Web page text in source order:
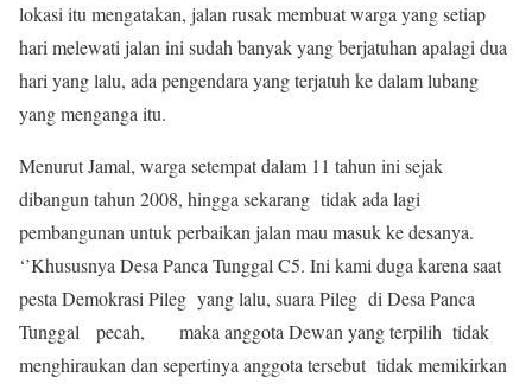
lokasi itu mengatakan, jalan rusak membuat warga yang setiap
hari melewati jalan ini sudah banyak yang berjatuhan apalagi dua
hari yang lalu, ada pengendara yang terjatuh ke dalam lubang
yang menganga itu.
Menurut Jamal, warga setempat dalam 11 tahun ini sejak
dibangun tahun 2008, hingga sekarang tidak ada lagi
pembangunan untuk perbaikan jalan mau masuk ke desanya.
‘’Khususnya Desa Panca Tunggal C5. Ini kami duga karena saat
pesta Demokrasi Pileg yang lalu, suara Pileg di Desa Panca
Tunggal pecah, maka anggota Dewan yang terpilih tidak
menghiraukan dan sepertinya anggota tersebut tidak memikirkan